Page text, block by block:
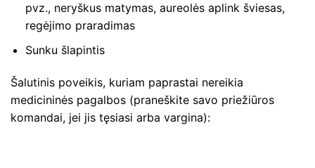
pvz., neryškus matymas, aureolės aplink šviesas,
regėjimo praradimas
Sunku šlapintis
Šalutinis poveikis, kuriam paprastai nereikia
medicininės pagalbos (praneškite savo priežiūros
komandai, jei jis tęsiasi arba vargina):